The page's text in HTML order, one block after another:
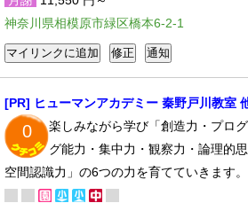
神奈川県相模原市緑区橋本6-2-1
[PR] ヒューマンアカデミー 秦野戸川教室
0
楽しみながら学び「創造力・プロ
グ能力・集中力・観察力・論理的思
空間認識力」の6つの力を育てていきます。